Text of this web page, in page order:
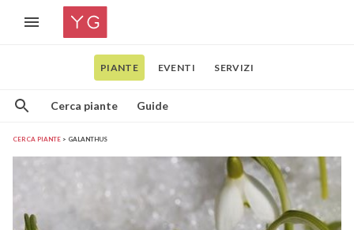
PIANTE EVENTI SERVIZI
Cerca piante Guide
CERCA PIANTE GALANTHUS